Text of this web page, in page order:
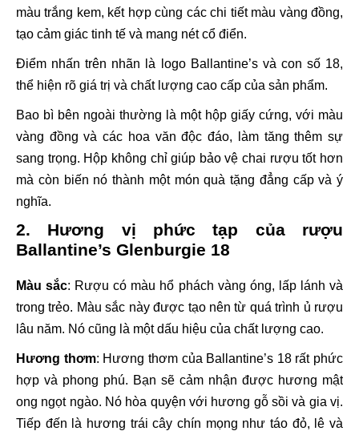
màu trắng kem, kết hợp cùng các chi tiết màu vàng đồng,
tạo cảm giác tinh tế và mang nét cổ điển.
Điểm nhấn trên nhãn là logo Ballantine’s và con số 18,
thể hiện rõ giá trị và chất lượng cao cấp của sản phẩm.
Bao bì bên ngoài thường là một hộp giấy cứng, với màu
vàng đồng và các hoa văn độc đáo, làm tăng thêm sự
sang trọng. Hộp không chỉ giúp bảo vệ chai rượu tốt hơn
mà còn biến nó thành một món quà tặng đẳng cấp và ý
nghĩa.
2. Hương vị phức tạp của rượu
Ballantine’s Glenburgie 18
Màu sắc: Rượu có màu hổ phách vàng óng, lấp lánh và
trong trẻo. Màu sắc này được tạo nên từ quá trình ủ rượu
lâu năm. Nó cũng là một dấu hiệu của chất lượng cao.
Hương thơm: Hương thơm của Ballantine’s 18 rất phức
hợp và phong phú. Bạn sẽ cảm nhận được hương mật
ong ngọt ngào. Nó hòa quyện với hương gỗ sồi và gia vị.
Tiếp đến là hương trái cây chín mọng như táo đỏ, lê và